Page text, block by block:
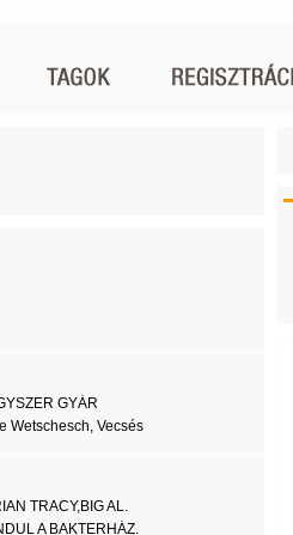
GYÁR
Wetschesch, Vecsés
TRACY,BIG AL.
A BAKTERHÁZ.